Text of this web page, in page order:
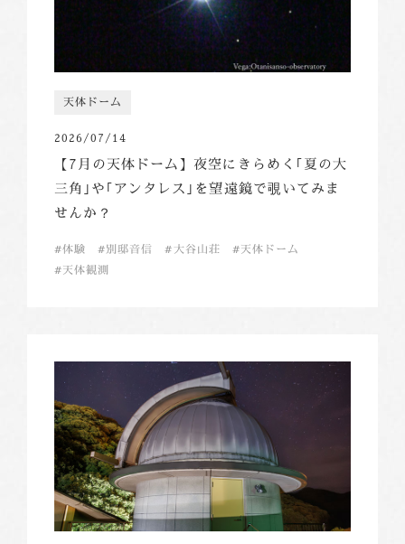
天体ドーム
2026/07/14
【7月の天体ドーム】夜空にきらめく｢夏の大
三角｣や｢アンタレス｣を望遠鏡で覗いてみま
せんか？
体験 別邸音信 大谷山荘
天体ドーム
天体観測